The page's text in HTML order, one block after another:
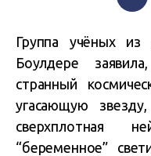
Группа учёных из
Боулдере
странный
угасающую
сверхплотная
“беременное”